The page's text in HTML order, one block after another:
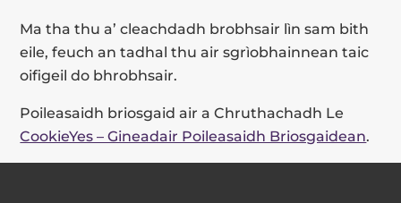
Ma tha thu a’ cleachdadh brobhsair lìn sam bith
eile, feuch an tadhal thu air sgrìobhainnean taic
oifigeil do bhrobhsair.
Poileasaidh briosgaid air a Chruthachadh Le
CookieYes – Gineadair Poileasaidh Briosgaidean.